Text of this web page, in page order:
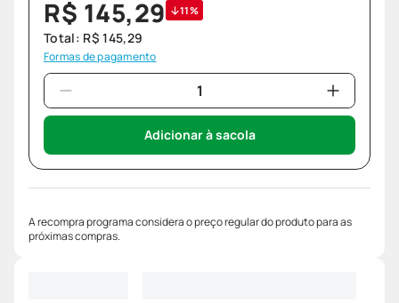
R$ 145,29 11%
Total: R$ 145,29
Formas de pagamento
Adicionar à sacola
A recompra programa considera o preço regular do produto para as
próximas compras.